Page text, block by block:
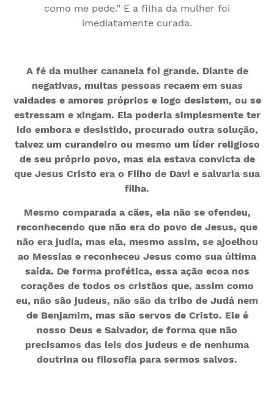
como me pede.” E a filha da mulher foi
imediatamente curada.
A fé da mulher cananeia foi grande. Diante de
negativas, muitas pessoas recaem em suas
vaidades e amores próprios e logo desistem, ou se
estressam e xingam. Ela poderia simplesmente ter
ido embora e desistido, procurado outra solução,
talvez um curandeiro ou mesmo um líder religioso
de seu próprio povo, mas ela estava convicta de
que Jesus Cristo era o Filho de Davi e salvaria sua
filha.
Mesmo comparada a cães, ela não se ofendeu,
reconhecendo que não era do povo de Jesus, que
não era judia, mas ela, mesmo assim, se ajoelhou
ao Messias e reconheceu Jesus como sua última
saída. De forma profética, essa ação ecoa nos
corações de todos os cristãos que, assim como
eu, não são judeus, não são da tribo de Judá nem
de Benjamim, mas são servos de Cristo. Ele é
nosso Deus e Salvador, de forma que não
precisamos das leis dos judeus e de nenhuma
doutrina ou filosofia para sermos salvos.